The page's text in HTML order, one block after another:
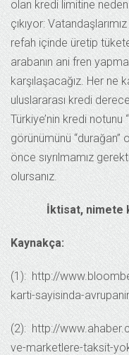
olan kredi limitine
çıkıyor:
refah içinde üretip
arabanın ani fren
karşılaşacağız. Her ne
uluslararası kredi
Türkiye’nin kredi notunu
görünümünü
önce sıyrılmamız
olursanız.
İktisat, nimete
Kaynakça:
(1): http://
karti-sayisinda-
(2): http://
ve-marketlere-taksit-